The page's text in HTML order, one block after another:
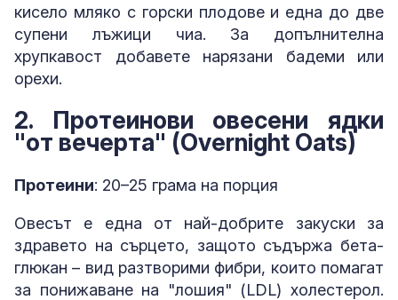
кисело мляко с горски плодове и една до две
супени лъжици чиа. За допълнителна
хрупкавост добавете нарязани бадеми или
орехи.
2. Протеинови овесени ядки
"от вечерта" (Overnight Oats)
Протеини: 20–25 грама на порция
Овесът е една от най-добрите закуски за
здравето на сърцето, защото съдържа бета-
глюкан – вид разтворими фибри, които помагат
за понижаване на "лошия" (LDL) холестерол.